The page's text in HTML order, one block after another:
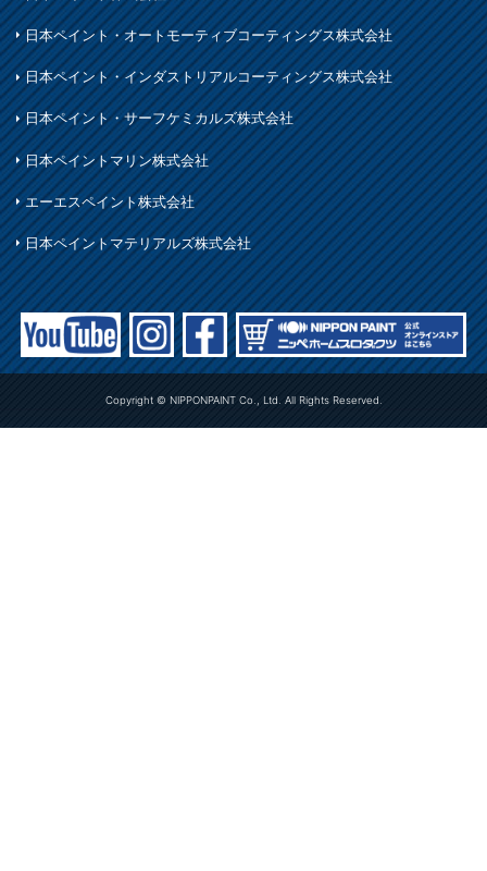
日本ペイント・オートモーティブコーティングス株式会社
日本ペイント・インダストリアルコーティングス株式会社
日本ペイント・サーフケミカルズ株式会社
日本ペイントマリン株式会社
エーエスペイント株式会社
日本ペイントマテリアルズ株式会社
Copyright © NIPPONPAINT Co., Ltd. All Rights Reserved.